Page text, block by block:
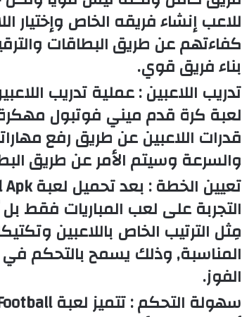
للاعب إنشاء فريقه الخاص
كفاءتهم عن طريق البطاقات
بناء فريق قوي.
تدريب اللاعبين :عملية تدريب
لعبة كرة قدم ميني فوتبول
قدرات اللاعبين عن طريق رفع
والسرعة وسيتم الأمر عن طريق
تعيين الخطة :
التجربة على لعب المباريات
مِثل الترتيب الخاص باللاعبين
المناسبة, وذلك يسمح بالتحكم
الفوز.
سهولة التحكم :